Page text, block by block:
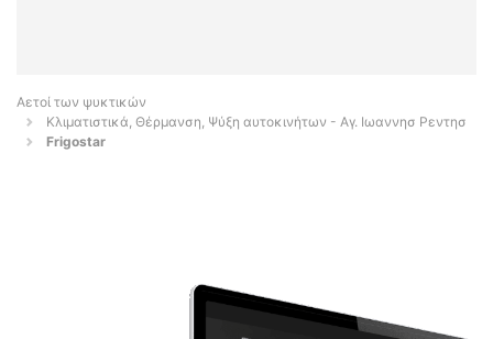
Αετοί των ψυκτικών
Κλιματιστικά, Θέρμανση, Ψύξη αυτοκινήτων - Αγ. Ιωαννησ Ρεντησ
Frigostar